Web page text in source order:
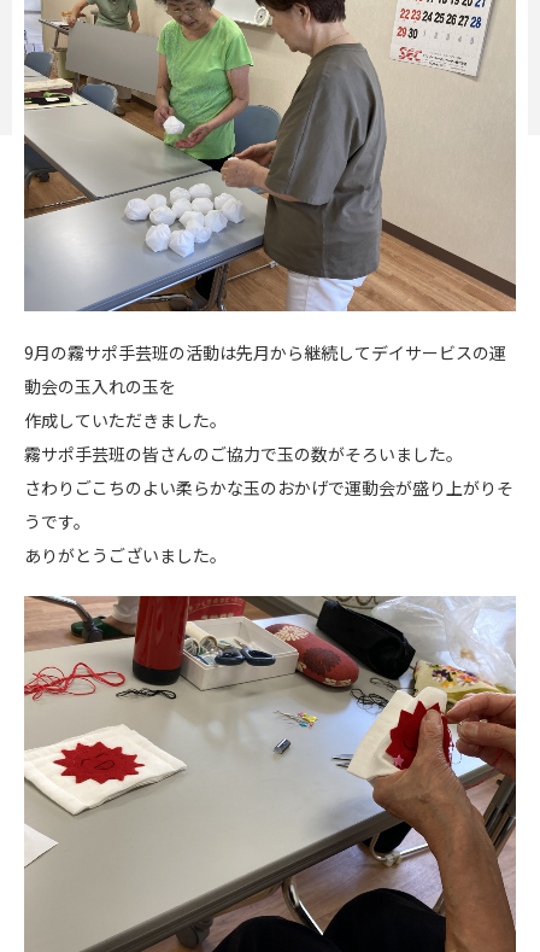
9月の霧サポ手芸班の活動は先月から継続してデイサービスの運
動会の玉入れの玉を
作成していただきました。
霧サポ手芸班の皆さんのご協力で玉の数がそろいました。
さわりごこちのよい柔らかな玉のおかげで運動会が盛り上がりそ
うです。
ありがとうございました。